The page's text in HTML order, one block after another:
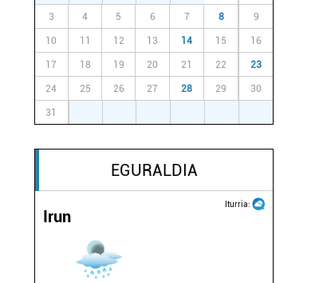
3 4 5 6 7 8 9
10 11 12 13 14 15 16
17 18 19 20 21 22 23
24 25 26 27 28 29 30
31
EGURALDIA
Iturria:
Irun